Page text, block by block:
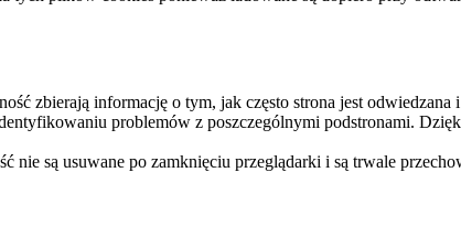
zbierają informację o tym, jak często strona jest
problemów z poszczególnymi podstronami.
nie są usuwane po zamknięciu przeglądarki i są trwale